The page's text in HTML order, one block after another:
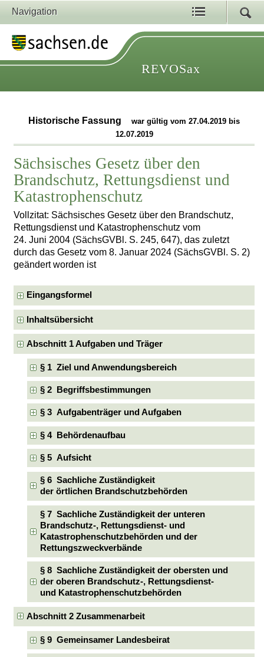
Navigation
REVOSax
Historische Fassung
war gültig vom 27.04.2019 bis
12.07.2019
Sächsisches Gesetz über den
Brandschutz, Rettungsdienst und
Katastrophenschutz
Vollzitat: Sächsisches Gesetz über den Brandschutz,
Rettungsdienst und Katastrophenschutz vom
24. Juni 2004 (SächsGVBl. S. 245, 647), das zuletzt
durch das Gesetz vom 8. Januar 2024 (SächsGVBl. S. 2)
geändert worden ist
Eingangsformel
Inhaltsübersicht
Abschnitt 1 Aufgaben und Träger
§ 1 Ziel und Anwendungsbereich
§ 2 Begriffsbestimmungen
§ 3 Aufgabenträger und Aufgaben
§ 4 Behördenaufbau
§ 5 Aufsicht
§ 6 Sachliche Zuständigkeit
der örtlichen Brandschutzbehörden
§ 7 Sachliche Zuständigkeit der unteren
Brandschutz-, Rettungsdienst- und
Katastrophenschutzbehörden und der
Rettungszweckverbände
§ 8 Sachliche Zuständigkeit der obersten und
der oberen Brandschutz-, Rettungsdienst-
und Katastrophenschutzbehörden
Abschnitt 2 Zusammenarbeit
§ 9 Gemeinsamer Landesbeirat